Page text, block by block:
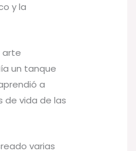
y la
arte
un tanque
a
de vida de las
varias